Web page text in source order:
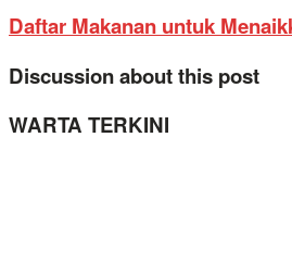
Daftar Makanan untuk
Discussion about this post
WARTA TERKINI